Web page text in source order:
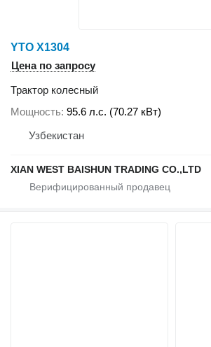
YTO X1304
Цена по запросу
Трактор колесный
Мощность 95.6 л.с. (70.27 кВт)
Узбекистан
XIAN WEST BAISHUN TRADING CO.,LTD